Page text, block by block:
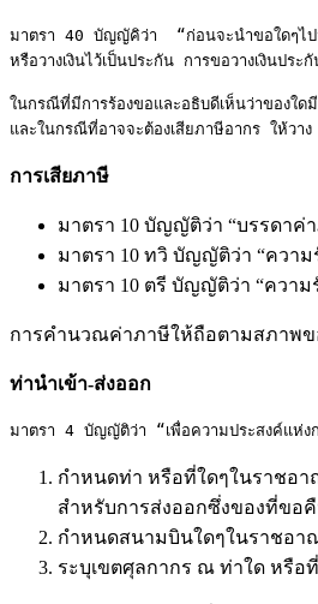
มาตรา 40 บัญญัคิว่า  “ก่อนจะนำขอใดๆไป
หรือวางเงินไว้เป็นประกัน การขอวางเงินปร
ในกรณีที่มีการร้องขอและอธิบดีเห็นว่าของใ
และในกรณีที่อาจจะต้องเสียภาษีอากร ให้ว
การเสียภาษี
มาตรา 10 บัญญัติว่า “บรรดาค่
มาตรา 10 ทวิ บัญญัติว่า “ความ
มาตรา 10 ตรี บัญญัติว่า “ความ
การคำนวณค่าภาษีให้ถือตามสภาพข
ท่านำเข้า-ส่งออก
มาตรา 4 บัญญัติว่า “เพื่อความประสงค์แห่ง
กำหนดท่า หรือที่ใดๆในราชอา
สำหรับการส่งออกซึ่งของที่ขอ
กำหนดสนามบินใดๆในราชอา
ระบุเขตศุลกากร ณ ท่าใด หรือ